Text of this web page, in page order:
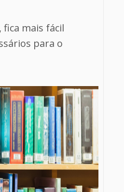
, fica mais fácil
para o